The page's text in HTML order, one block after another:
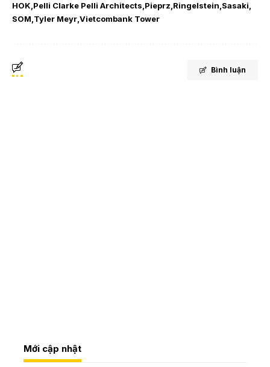
HOK Pelli Clarke Pelli Architects Pieprz Ringelstein Sasaki
SOM Tyler Meyr Vietcombank Tower
Bình luận
Mới cập nhật